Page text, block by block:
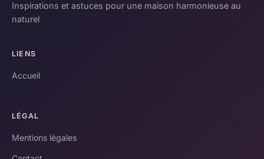
Inspirations et astuces pour une maison harmonieuse au
naturel
LIENS
Accueil
LÉGAL
Mentions légales